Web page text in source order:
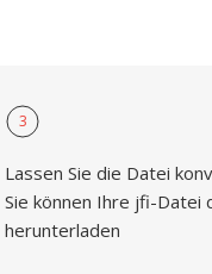
3
Lassen Sie die Datei
Sie können Ihre jfi-Datei
herunterladen